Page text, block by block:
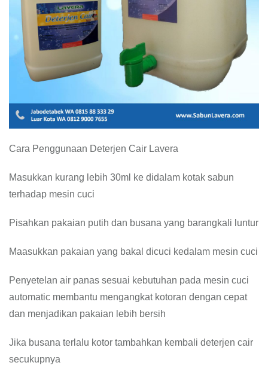
Cara Penggunaan Deterjen Cair Lavera
Masukkan kurang lebih 30ml ke didalam kotak sabun
terhadap mesin cuci
Pisahkan pakaian putih dan busana yang barangkali luntur
Maasukkan pakaian yang bakal dicuci kedalam mesin cuci
Penyetelan air panas sesuai kebutuhan pada mesin cuci
automatic membantu mengangkat kotoran dengan cepat
dan menjadikan pakaian lebih bersih
Jika busana terlalu kotor tambahkan kembali deterjen cair
secukupnya